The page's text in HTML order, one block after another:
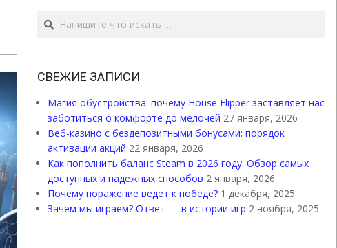
Поиск
СВЕЖИЕ ЗАПИСИ
Магия обустройства: почему House Flipper заставляет нас
заботиться о комфорте до мелочей 27 января, 2026
Веб-казино с бездепозитными бонусами: порядок
активации акций 22 января, 2026
Как пополнить баланс Steam в 2026 году: Обзор самых
доступных и надежных способов 2 января, 2026
Почему поражение ведет к победе? 1 декабря, 2025
Зачем мы играем? Ответ — в истории игр 2 ноября, 2025